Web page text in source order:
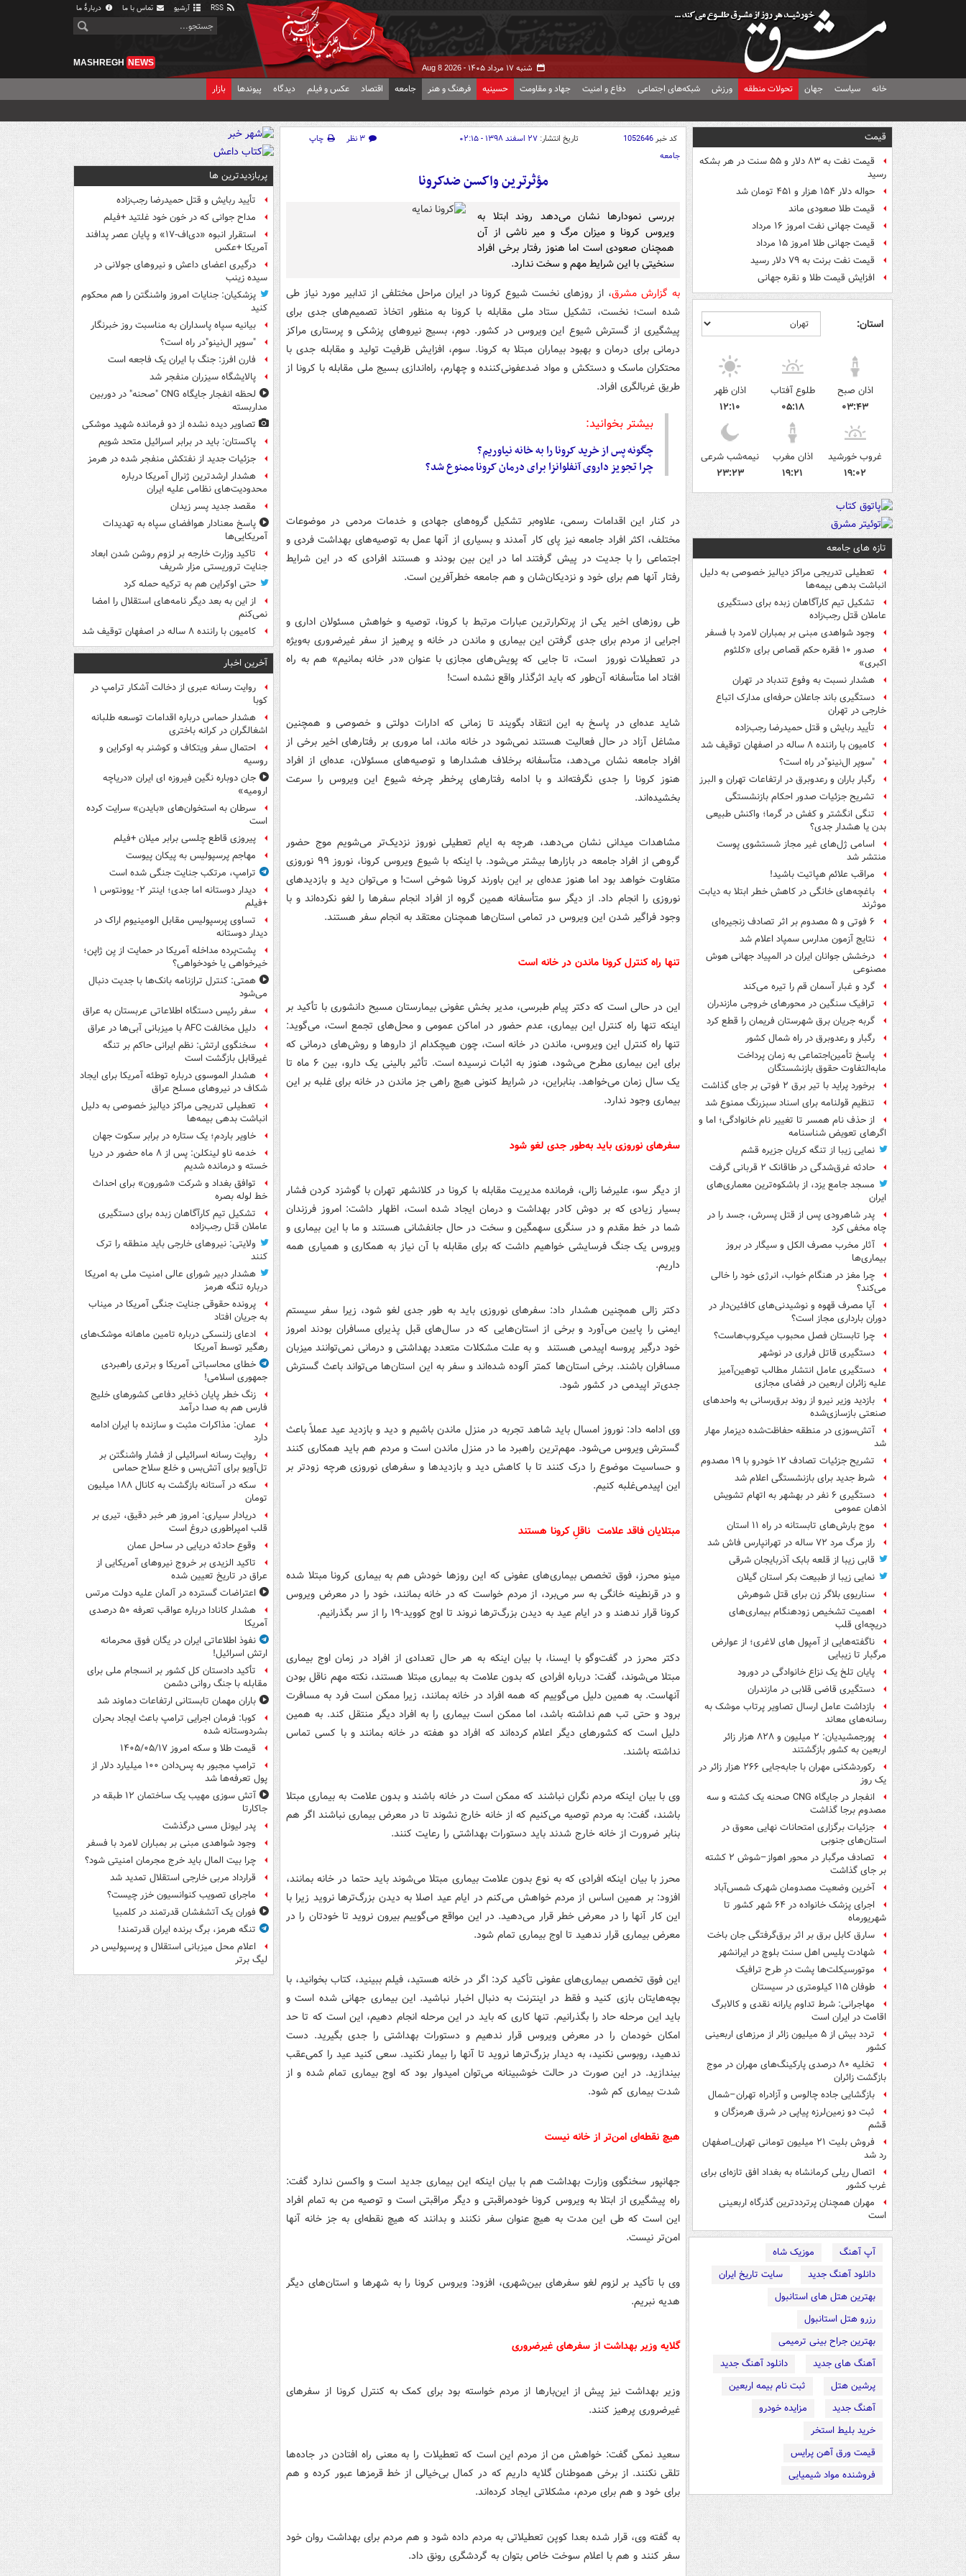
آرشیو تماس با ما دربارهٔ ما
شنبه ۱۷ مرداد ۱۴۰۵ - Aug 8 2026
MASHREGH NEWS
خانه سیاست جهان تحولات منطقه ورزش شبکه‌های اجتماعی دفاع و امنیت جهاد و مقاومت حسینیه فرهنگ و هنر جامعه اقتصاد عکس و فیلم دیدگاه پیوندها بازار
قیمت
قیمت نفت به ۸۳ دلار و ۵۵ سنت در هر بشکه
رسید
حواله دلار ۱۵۴ هزار و ۴۵۱ تومان شد
قیمت طلا صعودی ماند
قیمت جهانی نفت امروز ۱۶ مرداد
قیمت جهانی طلا امروز ۱۵ مرداد
قیمت نفت برنت به ۷۹ دلار رسید
افزایش قیمت طلا و نقره جهانی
استان:
اذان صبح
۰۳:۴۳
طلوع آفتاب
۰۵:۱۸
اذان ظهر
۱۲:۱۰
غروب خورشید
۱۹:۰۲
اذان مغرب
۱۹:۲۱
نیمه‌شب شرعی
۲۳:۲۳
تازه های جامعه
تعطیلی تدریجی مراکز دیالیز خصوصی به دلیل
انباشت بدهی بیمه‌ها
تشکیل تیم کارآگاهان زبده برای دستگیری
عاملان قتل رجب‌زاده
وجود شواهدی مبنی بر بمباران لامرد با فسفر
صدور ۱۰ فقره حکم قصاص برای «کلثوم
اکبری»
هشدار نسبت به وفوع تندباد در تهران
دستگیری باند جاعلان حرفه‌ای مدارک اتباع
خارجی در تهران
تأیید ربایش و قتل حمیدرضا رجب‌زاده
کامیون با راننده ۸ ساله در اصفهان توقیف شد
"سوپر ال‌نینو"در راه است؟
رگبار باران و رعدوبرق در ارتفاعات تهران و البرز
تشریح جزئیات صدور احکام بازنشستگی
تنگی انگشتر و کفش در گرما؛ واکنش طبیعی
بدن یا هشدار جدی؟
اسامی ژل‌های غیر مجاز شستشوی پوست
منتشر شد
مراقب علائم هپاتیت باشید!
باغچه‌های خانگی در کاهش خطر ابتلا به دیابت
موثرند
۶ فوتی و ۵ مصدوم بر اثر تصادف زنجیره‌ای
نتایج آزمون مدارس سمپاد اعلام شد
درخشش جوانان ایران در المپیاد جهانی هوش
مصنوعی
گرد و غبار آسمان قم را تیره می‌کند
ترافیک سنگین در محورهای خروجی مازندران
گربه جریان برق شهرستان فریمان را قطع کرد
رگبار و رعدوبرق در راه شمال کشور
پاسخ تأمین‌اجتماعی به زمان پرداخت
مابه‌التفاوت حقوق بازنشستگان
برخورد پراید با تیر برق ۲ فوتی بر جای گذاشت
تنظیم قولنامه برای اسناد سبزرنگ ممنوع شد
از حذف نام همسر تا تغییر نام خانوادگی؛ اما و
اگرهای تعویض شناسنامه
نمایی زیبا از تنگه کریان جزیره قشم
حادثه غرق‌شدگی در طاقانک ۲ قربانی گرفت
مسجد جامع یزد، از باشکوه‌ترین معماری‌های
ایران
پدر شاهرودی پس از قتل پسرش، جسد را در
چاه مخفی کرد
آثار مخرب مصرف الکل و سیگار در بروز
بیماری‌ها
چرا مغز در هنگام خواب، انرژی خود را خالی
می‌کند؟
آیا مصرف قهوه و نوشیدنی‌های کافئین‌دار در
دوران بارداری مجاز است؟
چرا تابستان فصل محبوب میکروب‌هاست؟
دستگیری قاتل فراری در نوشهر
دستگیری عامل انتشار مطالب توهین‌آمیز
علیه زائران اربعین در فضای مجازی
بازدید وزیر نیرو از روند برق‌رسانی به واحدهای
صنعتی بازسازی‌شده
آتش‌سوزی در منطقه حفاظت‌شده دیزمار مهار
شد
تشریح جزئیات تصادف ۱۲ خودرو با ۱۹ مصدوم
شرط جدید برای بازنشستگی اعلام شد
دستگیری ۶ نفر در بهشهر به اتهام تشویش
اذهان عمومی
موج بارش‌های تابستانه در راه ۱۱ استان
راز مرگ مرد ۷۲ ساله در تهرانپارس فاش شد
قابی زیبا از قلعه بابک آذربایجان شرقی
نمایی زیبا از طبیعت بکر استان گیلان
سناریوی بلاگر زن برای قتل شوهرش
اهمیت تشخیص زودهنگام بیماری‌های
دریچه‌ای قلب
ناگفته‌هایی از آمپول های لاغری؛ از عوارض
مرگبار تا زیبایی
پایان تلخ یک نزاع خانوادگی در دورود
دستگیری قاضی قلابی در مازندران
بازداشت عامل ارسال تصاویر پرتاب موشک به
رسانه‌های معاند
پورجمشیدیان: ۲ میلیون و ۸۲۸ هزار زائر
اربعین به کشور بازگشتند
رکوردشکنی مهران با جابه‌جایی ۲۶۶ هزار زائر در
یک روز
انفجار در جایگاه CNG صحنه یک کشته و سه
مصدوم برجا گذاشت
جزئیات برگزاری امتحانات نهایی معوق در
استان‌های جنوبی
تصادف مرگبار در محور اهواز–شوش ۲ کشته
بر جای گذاشت
آخرین وضعیت مصدومان شهرک شمس‌آباد
اجرای پزشک خانواده در ۶۴ شهر کشور تا
شهریورماه
سارق کابل برق بر اثر برق‌گرفتگی جان باخت
شهادت پلیس اهل سنت بلوچ در ایرانشهر
موتورسیکلت‌ها پشت درِ طرح ترافیک
طوفان ۱۱۵ کیلومتری در سیستان
مهاجرانی: شرط تداوم یارانه نقدی و کالابرگ
اقامت در ایران است
تردد بیش از ۵ میلیون زائر از مرزهای اربعینی
کشور
تخلیه ۸۰ درصدی پارکینگ‌های مهران در موج
بازگشت زائران
بازگشایی جاده چالوس و آزادراه تهران–شمال
ثبت دو زمین‌لرزه پیاپی در شرق هرمزگان و
قشم
فروش بلیت ۲۱ میلیون تومانی تهران_اصفهان
رد شد
اتصال ریلی کرمانشاه به بغداد افق تازه‌ای برای
غرب کشور
مهران همچنان پرترددترین گذرگاه اربعینی
است
آپ آهنگ
موزیک شاه
دانلود آهنگ جدید
سایت تاریخ ایران
بهترین هتل های استانبول
رزرو هتل استانبول
بهترین جراح بینی ترمیمی
آهنگ های جدید
دانلود آهنگ جدید
پرشین هتل
ثبت نام بیمه اربعین
آهنگ جدید
مزایده خودرو
خرید بلیط استخر
قیمت ورق آهن پرایس
فروشنده مواد شیمیایی
کد خبر1052646 تاریخ انتشار: ۲۷ اسفند ۱۳۹۸ - ۰۲:۱۵ ۳ نظر
چاپ
جامعه
مؤثرترین واکسن ضدکرونا
بررسی نمودارها نشان می‌دهد روند ابتلا به
ویروس کرونا و میزان مرگ و میر ناشی از آن
همچنان صعودی است اما هنوز رفتار برخی افراد
سنخیتی با این شرایط مهم و سخت ندارد.
به گزارش مشرق، از روزهای نخست شیوع کرونا در ایران مراحل مختلفی از تدابیر مورد نیاز طی
شده است؛ نخست، تشکیل ستاد ملی مقابله با کرونا به منظور اتخاذ تصمیم‌های جدی برای
پیشگیری از گسترش شیوع این ویروس در کشور. دوم، بسیج نیروهای پزشکی و پرستاری مراکز
درمانی برای درمان و بهبود بیماران مبتلا به کرونا. سوم، افزایش ظرفیت تولید و مقابله جدی با
محتکران ماسک و دستکش و مواد ضدعفونی‌کننده و چهارم، راه‌اندازی بسیج ملی مقابله با کرونا از
طریق غربالگری افراد.
بیشتر بخوانید:
چگونه پس از خرید کرونا را به خانه نیاوریم؟
چرا تجویز داروی آنفلوانزا برای درمان کرونا ممنوع شد؟
در کنار این اقدامات رسمی، علاوه‌بر تشکیل گروه‌های جهادی و خدمات مردمی در موضوعات
مختلف، اکثر افراد جامعه نیز پای کار آمدند و بسیاری از آنها عمل به توصیه‌های بهداشت فردی و
اجتماعی را با جدیت در پیش گرفتند اما در این بین بودند و هستند افرادی که در این شرایط
رفتار آنها هم برای خود و نزدیکان‌شان و هم جامعه خطرآفرین است.
طی روزهای اخیر یکی از پرتکرارترین عبارات مرتبط با کرونا، توصیه و خواهش مسئولان اداری و
اجرایی از مردم برای جدی گرفتن این بیماری و ماندن در خانه و پرهیز از سفر غیرضروری به‌ویژه
در تعطیلات نوروز است، تا جایی که پویش‌های مجازی با عنوان «در خانه بمانیم» هم به راه
افتاد اما متأسفانه آن‌طور که باید اثرگذار واقع نشده است!
شاید عده‌ای در پاسخ به این انتقاد بگویند تا زمانی که ادارات دولتی و خصوصی و همچنین
مشاغل آزاد در حال فعالیت هستند نمی‌شود در خانه ماند، اما مروری بر رفتارهای اخیر برخی از
افراد جامعه نشان می‌دهد، متأسفانه برخلاف هشدارها و توصیه‌های مسئولان، عده‌ای از افراد
هنوز کرونا را جدی نگرفته‌اند و با ادامه رفتارهای پرخطر چرخه شیوع این ویروس را سرعت
بخشیده‌اند.
مشاهدات میدانی نشان می‌دهد، هرچه به ایام تعطیلی نوروز نزدیک‌تر می‌شویم موج حضور
گروهی از افراد جامعه در بازارها بیشتر می‌شود. با اینکه با شیوع ویروس کرونا، نوروز ۹۹ نوروزی
متفاوت خواهد بود اما هنوز عده‌ای بر این باورند کرونا شوخی است! و می‌توان دید و بازدیدهای
نوروزی را انجام داد. از دیگر سو متأسفانه همین گروه از افراد انجام سفرها را لغو نکرده‌اند و با
وجود فراگیر شدن این ویروس در تمامی ‌استان‌ها همچنان معتقد به انجام سفر هستند.
تنها راه کنترل کرونا ماندن در خانه است
این در حالی است که دکتر پیام طبرسی، مدیر بخش عفونی بیمارستان مسیح دانشوری با تأکید بر
اینکه تنها راه کنترل این بیماری، عدم حضور در اماکن عمومی و محل‌های تجمع است، می‌گوید:
تنها راه کنترل این ویروس، ماندن در خانه است، چون هیچکدام از داروها و روش‌های درمانی که
برای این بیماری مطرح می‌شود، هنوز به اثبات نرسیده است. تأثیر بالینی یک دارو، بین ۶ ماه تا
یک سال زمان می‌خواهد. بنابراین، در شرایط کنونی هیچ راهی جز ماندن در خانه برای غلبه بر این
بیماری وجود ندارد.
سفرهای نوروزی باید به‌طور جدی لغو شود
از دیگر سو، علیرضا زالی، فرمانده مدیریت مقابله با کرونا در کلانشهر تهران با گوشزد کردن فشار
بسیار زیادی که بر دوش کادر بهداشت و درمان ایجاد شده است، اظهار داشت: امروز فرزندان
شما در خط مقدم و در سنگری سهمگین و سخت در حال جانفشانی هستند و ما با این بیماری و
ویروس یک جنگ فرسایشی خواهیم داشت که برای مقابله با آن نیاز به همکاری و همیاری همه
داریم.
دکتر زالی همچنین هشدار داد: سفرهای نوروزی باید به طور جدی لغو شود، زیرا سفر سیستم
ایمنی را پایین می‌آورد و برخی از استان‌هایی که در سال‌های قبل پذیرای مسافران بودند امروز
خود درگیر پروسه اپیدمی ‌هستند و به علت مشکلات متعدد بهداشتی و درمانی نمی‌توانند میزبان
مسافران باشند. برخی استان‌ها کمتر آلوده شده‌اند و سفر به این استان‌ها می‌تواند باعث گسترش
جدی‌تر اپیدمی ‌در کشور شود.
وی ادامه داد: نوروز امسال باید شاهد تجربه در منزل ماندن باشیم و دید و بازدید عید عملاً باعث
گسترش ویروس می‌شود. مهم‌ترین راهبرد ما در منزل ماندن است و مردم هم باید همکاری کنند
و حساسیت موضوع را درک کنند تا با کاهش دید و بازدیدها و سفرهای نوروزی هرچه زودتر بر
این اپیدمی‌غلبه کنیم.
مبتلایان فاقد علامت ناقلِ کرونا هستند
مینو محرز، فوق تخصص بیماری‌های عفونی که این روزها خودش هم به بیماری کرونا مبتلا شده
و در قرنطینه خانگی به سر می‌برد، از مردم خواست که در خانه بمانند، خود را در معرض ویروس
کرونا قرار ندهند و در ایام عید به دیدن بزرگ‌ترها نروند تا اوج کووید-۱۹ را از سر بگذرانیم.
دکتر محرز در گفت‌وگو با ایسنا، با بیان اینکه به هر حال تعدادی از افراد در زمان اوج بیماری
مبتلا می‌شوند، گفت: درباره افرادی که بدون علامت به بیماری مبتلا هستند، نکته مهم ناقل بودن
آنهاست. به همین دلیل می‌گوییم که همه افراد در خانه بمانند، زیرا ممکن است فرد به مسافرت
برود و حتی تب هم نداشته باشد، اما ممکن است بیماری را به افراد دیگر منتقل کند. به همین
دلیل است که کشورهای دیگر اعلام کرده‌اند که افراد دو هفته در خانه بمانند و با کسی تماس
نداشته باشند.
وی با بیان اینکه مردم نگران نباشند که ممکن است در خانه باشند و بدون علامت به بیماری مبتلا
باشند، گفت: به مردم توصیه می‌کنیم که از خانه خارج نشوند تا در معرض بیماری نباشند اگر هم
بنابر ضرورت از خانه خارج شدند باید دستورات بهداشتی را رعایت کنند.
محرز با بیان اینکه افرادی که به نوع بدون علامت بیماری مبتلا می‌شوند باید حتما در خانه بمانند،
افزود: بر همین اساس از مردم خواهش می‌کنم در ایام عید اصلا به دیدن بزرگ‌ترها نروید زیرا با
این کار آنها را در معرض خطر قرار می‌دهید. در این مواقع می‌گوییم بیرون نروید تا خودتان را در
معرض بیماری قرار ندهید تا اوج بیماری تمام شود.
این فوق تخصص بیماری‌های عفونی تأکید کرد: اگر در خانه هستید، فیلم ببینید، کتاب بخوانید، با
بچه‌هایتان بازی کنید و فقط در اینترنت به دنبال اخبار نباشید. این بیماری جهانی شده است و
باید این مرحله حاد را بگذرانیم. تنها کاری که باید در این مرحله انجام دهیم، این است که تا حد
امکان خودمان را در معرض ویروس قرار ندهیم و دستورات بهداشتی را جدی بگیرید. دست
ندهید، روبوسی نکنید، به دیدار بزرگ‌ترها نروید تا آنها را بیمار نکنید. سعی کنید عید را کمی‌عقب
بیندازید. در این صورت در حالت خوشبینانه می‌توان امیدوار بود که اوج بیماری تمام شده و از
شدت بیماری کم شود.
هیچ نقطه‌ای امن‌تر از خانه نیست
جهانپور سخنگوی وزارت بهداشت هم با بیان اینکه این بیماری جدید است و واکسن ندارد گفت:
راه پیشگیری از ابتلا به ویروس کرونا خودمراقبتی و دیگر مراقبتی است و توصیه من به تمام افراد
این است که طی این مدت به هیچ عنوان سفر نکنند و بدانند که هیچ نقطه‌ای به جز خانه آنها
امن‌تر نیست.
وی با تأکید بر لزوم لغو سفرهای بین‌شهری، افزود: ویروس کرونا را به شهرها و استان‌های دیگر
هدیه نبریم.
گلایه وزیر بهداشت از سفرهای غیرضروری
وزیر بهداشت نیز پیش از این‌بارها از مردم خواسته بود برای کمک به کنترل کرونا از سفرهای
غیرضروری پرهیز کنند.
سعید نمکی گفت: خواهش من از مردم این است که تعطیلات را به معنی راه افتادن در جاده‌ها
تلقی نکنند. از برخی هموطنان گلایه داریم که در کمال بی‌خیالی از خط قرمزها عبور کرده و هم
برای خود و هم برای مردم، مشکلاتی ایجاد کرده‌اند.
به گفته وی، قرار شده بعدا کوپن تعطیلاتی به مردم داده شود و هم مردم برای بهداشت روان خود
سفر کنند و هم با اعلام سوخت خاص بتوان به گردشگری رونق داد.
پربازدیدترین ها
تأیید ربایش و قتل حمیدرضا رجب‌زاده
مداح جوانی که در خون خود غلتید +فیلم
استقرار انبوه «دی‌اف‑۱۷» و پایان عصر پدافند
آمریکا +عکس
درگیری اعضای داعش و نیروهای جولانی در
سیده زینب
پزشکیان: جنایات امروز واشنگتن را هم محکوم
کنید
بیانیه سپاه پاسداران به مناسبت روز خبرنگار
"سوپر ال‌نینو"در راه است؟
فارن افرز: جنگ با ایران یک فاجعه است
پالایشگاه سیزران منفجر شد
لحظه انفجار جایگاه CNG "صحنه" در دوربین
مداربسته
تصاویر دیده‌ نشده از دو فرمانده شهید موشکی
پاکستان: باید در برابر اسرائیل متحد شویم
جزئیات جدید از نفتکش منفجر شده در هرمز
هشدار ارشدترین ژنرال آمریکا درباره
محدودیت‌های نظامی علیه ایران
مقصد جدید پسر زیدان
پاسخ معنادار هوافضای سپاه به تهدیدات
آمریکایی‌ها
تاکید وزارت خارجه بر لزوم روشن شدن ابعاد
جنایت تروریستی مزار شریف
حتی اوکراین هم به ترکیه حمله کرد
از این به بعد دیگر نامه‌های استقلال را امضا
نمی‌کنم
کامیون با راننده ۸ ساله در اصفهان توقیف شد
آخرین اخبار
روایت رسانه عبری از دخالت آشکار ترامپ در
کوبا
هشدار حماس درباره اقدامات توسعه طلبانه
اشغالگران در کرانه باختری
احتمال سفر ویتکاف و کوشنر به اوکراین و
روسیه
جان دوباره نگین فیروزه ای ایران «دریاچه
ارومیه»
سرطان به استخوان‌های «بایدن» سرایت کرده
است
پیروزی قاطع چلسی برابر میلان +فیلم
مهاجم پرسپولیس به پیکان پیوست
ترامپ، مرتکب جنایت جنگی شده است
دیدار دوستانه اما جدی؛ اینتر ۲- یوونتوس ۱
+فیلم
تساوی پرسپولیس مقابل الومینیوم اراک در
دیدار دوستانه
پشت‌پرده مداخله آمریکا در حمایت از یِن ژاپن؛
خیرخواهی یا خودخواهی؟
همتی: کنترل ترازنامه بانک‌ها با جدیت دنبال
می‌شود
سفر رئیس دستگاه اطلاعاتی عربستان به عراق
دلیل مخالفت AFC با میزبانی آبی‌ها در عراق
سخنگوی ارتش: نظم ایرانی حاکم بر تنگه
غیرقابل بازگشت است
هشدار الموسوی درباره توطئه آمریکا برای ایجاد
شکاف در نیروهای مسلح عراق
تعطیلی تدریجی مراکز دیالیز خصوصی به دلیل
انباشت بدهی بیمه‌ها
خاویر باردم؛ یک ستاره در برابر سکوت جهان
خدمه ناو لینکلن: پس از ۸ ماه حضور در دریا
خسته و درمانده‌ شدیم
توافق بغداد و شرکت «شورون» برای احداث
خط لوله بصره
تشکیل تیم کارآگاهان زبده برای دستگیری
عاملان قتل رجب‌زاده
ولایتی: نیروهای خارجی باید منطقه را ترک
کنند
هشدار دبیر شورای عالی امنیت ملی به امریکا
درباره تنگه هرمز
پرونده حقوقی جنایت جنگی آمریکا در میناب
به جریان افتاد
ادعای زلنسکی درباره تامین ماهانه موشک‌های
رهگیر توسط آمریکا
خطای محاسباتی آمریکا و برتری راهبردی
جمهوری اسلامی!
زنگ خطر پایان ذخایر دفاعی کشورهای خلیج
فارس هم به صدا درآمد
عمان: مذاکرات مثبت و سازنده با ایران ادامه
دارد
روایت رسانه اسرائیلی از فشار واشنگتن بر
تل‌آویو برای آتش‌بس و خلع سلاح حماس
سکه در آستانه بازگشت به کانال ۱۸۸ میلیون
تومان
دریادار سیاری: امروز هر خبر دقیق، تیری بر
قلب امپراطوری دروغ است
وقوع حادثه دریایی در ساحل عمان
تاکید الزیدی بر خروج نیروهای آمریکایی از
عراق در تاریخ تعیین شده
اعتراضات گسترده در آلمان علیه دولت مرتس
هشدار کانادا درباره عواقب تعرفه ۵۰ درصدی
آمریکا
نفوذ اطلاعاتی ایران در یگان فوق محرمانه
ارتش اسرائیل!
تأکید دادستان کل کشور بر انسجام ملی برای
مقابله با جنگ روانی دشمن
باران مهمان تابستانی ارتفاعات دماوند شد
کوبا: فرمان اجرایی ترامپ باعث ایجاد بحران
بشردوستانه شده
قیمت طلا و سکه امروز ۱۴۰۵/۰۵/۱۷
ترامپ مجبور به پس‌دادن ۱۰۰ میلیارد دلار از
پول تعرفه‌ها شد
آتش سوزی مهیب یک ساختمان ۱۲ طبقه در
جاکارتا
پدر لیونل مسی درگذشت
وجود شواهدی مبنی بر بمباران لامرد با فسفر
چرا بیت المال باید خرج مجرمان امنیتی شود؟
قرارداد مربی خارجی استقلال تمدید شد
ماجرای تصویب کنوانسیون خزر چیست؟
فوران یک آتشفشان قدرتمند در کلمبیا
تنگه هرمز، برگ برنده ایران قدرتمند!
اعلام محل میزبانی استقلال و پرسپولیس در
لیگ برتر